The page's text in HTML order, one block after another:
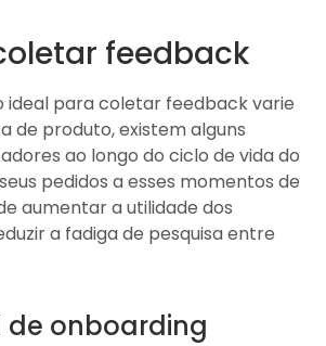
feedback
ideal para coletar feedback varie
de produto, existem alguns
ao longo do ciclo de vida do
pedidos a esses momentos de
aumentar a utilidade dos
a fadiga de pesquisa entre
de onboarding